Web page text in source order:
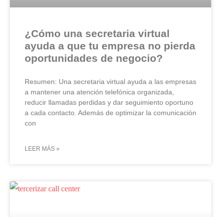
¿Cómo una secretaria virtual
ayuda a que tu empresa no pierda
oportunidades de negocio?
Resumen: Una secretaria virtual ayuda a las empresas
a mantener una atención telefónica organizada,
reducir llamadas perdidas y dar seguimiento oportuno
a cada contacto. Además de optimizar la comunicación
con
LEER MÁS »